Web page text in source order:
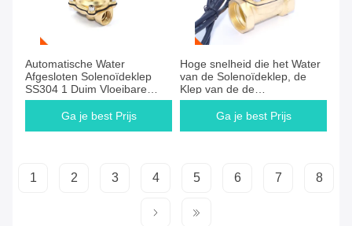
Automatische Water
Afgesloten Solenoïdeklep
SS304 1 Duim Vloeibare
Temperatuur <80°C
Ga je best Prijs
Hoge snelheid die het Water
van de Solenoïdeklep, de
Klep van de de
Controlesolenoïde van het
Roestvrij staalwater sluiten
Ga je best Prijs
1 2 3 4 5 6 7 8